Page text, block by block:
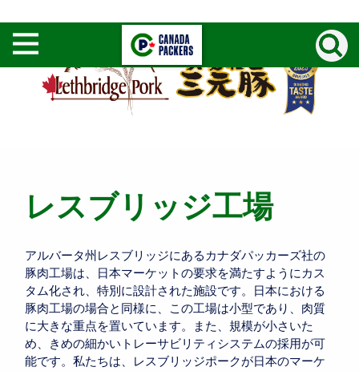
Search
Open
/
menu
レスブリッジ工場
アルバータ州レスブリッジにあるカナダパッカーズ社の
豚肉工場は、日本マーケットの要求を満たすようにカス
タム化され、特別に設計された施設です。日本における
豚肉工場の場合と同様に、この工場は小型であり、肉質
に大きな重点を置いています。また、規模が小さいた
め、きめの細かいトレーサビリティシステムの採用が可
能です。私たちは、レスブリッジポークが日本のマーケ